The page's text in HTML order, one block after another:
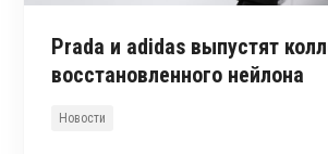
Prada и adidas выпустят
восстановленного нейлона
Новости